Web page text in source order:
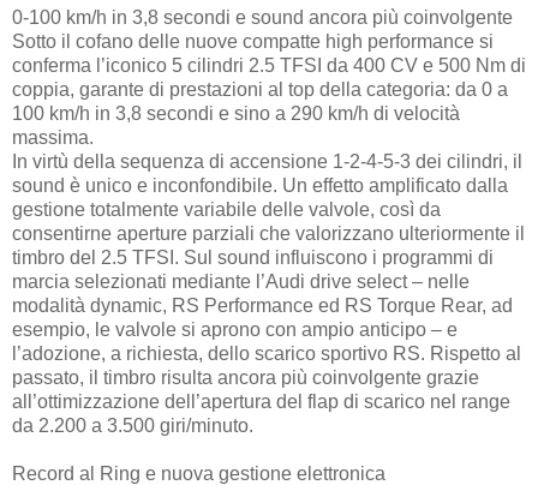
0-100 km/h in 3,8 secondi e sound ancora più coinvolgente
Sotto il cofano delle nuove compatte high performance si
conferma l’iconico 5 cilindri 2.5 TFSI da 400 CV e 500 Nm di
coppia, garante di prestazioni al top della categoria: da 0 a
100 km/h in 3,8 secondi e sino a 290 km/h di velocità
massima.
In virtù della sequenza di accensione 1-2-4-5-3 dei cilindri, il
sound è unico e inconfondibile. Un effetto amplificato dalla
gestione totalmente variabile delle valvole, così da
consentirne aperture parziali che valorizzano ulteriormente il
timbro del 2.5 TFSI. Sul sound influiscono i programmi di
marcia selezionati mediante l’Audi drive select – nelle
modalità dynamic, RS Performance ed RS Torque Rear, ad
esempio, le valvole si aprono con ampio anticipo – e
l’adozione, a richiesta, dello scarico sportivo RS. Rispetto al
passato, il timbro risulta ancora più coinvolgente grazie
all’ottimizzazione dell’apertura del flap di scarico nel range
da 2.200 a 3.500 giri/minuto.
Record al Ring e nuova gestione elettronica